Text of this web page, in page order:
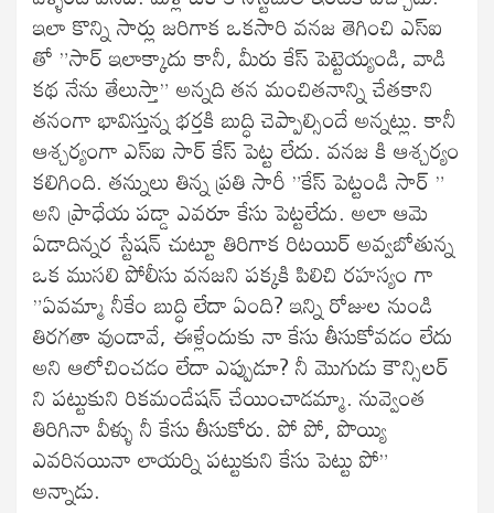
ఇలా కొన్ని సార్లు జరిగాక ఒకసారి వనజ తెగించి ఎస్‌ఐ
తో ”సార్ ఇలాక్కాదు కానీ, మీరు కేస్ పెట్టెయ్యండి, వాడి
కథ నేను తేలుస్తా” అన్నది తన మంచితనాన్ని చేతకాని
తనంగా భావిస్తున్న భర్తకి బుద్ధి చెప్పాల్సిందే అన్నట్లు. కానీ
ఆశ్చర్యంగా ఎస్‌ఐ సార్ కేస్ పెట్ట లేదు. వనజ కి ఆశ్చర్యం
కలిగింది. తన్నులు తిన్న ప్రతి సారీ ”కేస్ పెట్టండి సార్ ”
అని ప్రాధేయ పడ్డా ఎవరూ కేసు పెట్టలేదు. అలా ఆమె
ఏడాదిన్నర స్టేషన్ చుట్టూ తిరిగాక రిటయిర్ అవ్వబోతున్న
ఒక ముసలి పోలీసు వనజని పక్కకి పిలిచి రహస్యం గా
”ఏవమ్మా నీకేం బుద్ధి లేదా ఏంది? ఇన్ని రోజుల నుండి
తిరగతా వుండావే, ఈళ్లేందుకు నా కేసు తీసుకోవడం లేదు
అని ఆలోచించడం లేదా ఎప్పుడూ? నీ మొగుడు కౌన్సిలర్
ని పట్టుకుని రికమండేషన్ చేయించాడమ్మా. నువ్వెంత
తిరిగినా వీళ్ళు నీ కేసు తీసుకోరు. పో పో, పొయ్యి
ఎవరినయినా లాయర్ని పట్టుకుని కేసు పెట్టు పో”
అన్నాడు.